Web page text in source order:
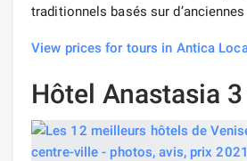
traditionnels basés sur
View prices for tours in Antica
Hôtel Anastasia